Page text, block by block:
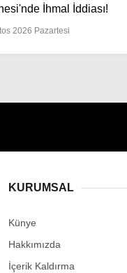
İhmal İddiası!
2026 Pazartesi
KURUMSAL
Künye
Hakkımızda
İçerik Kaldırma